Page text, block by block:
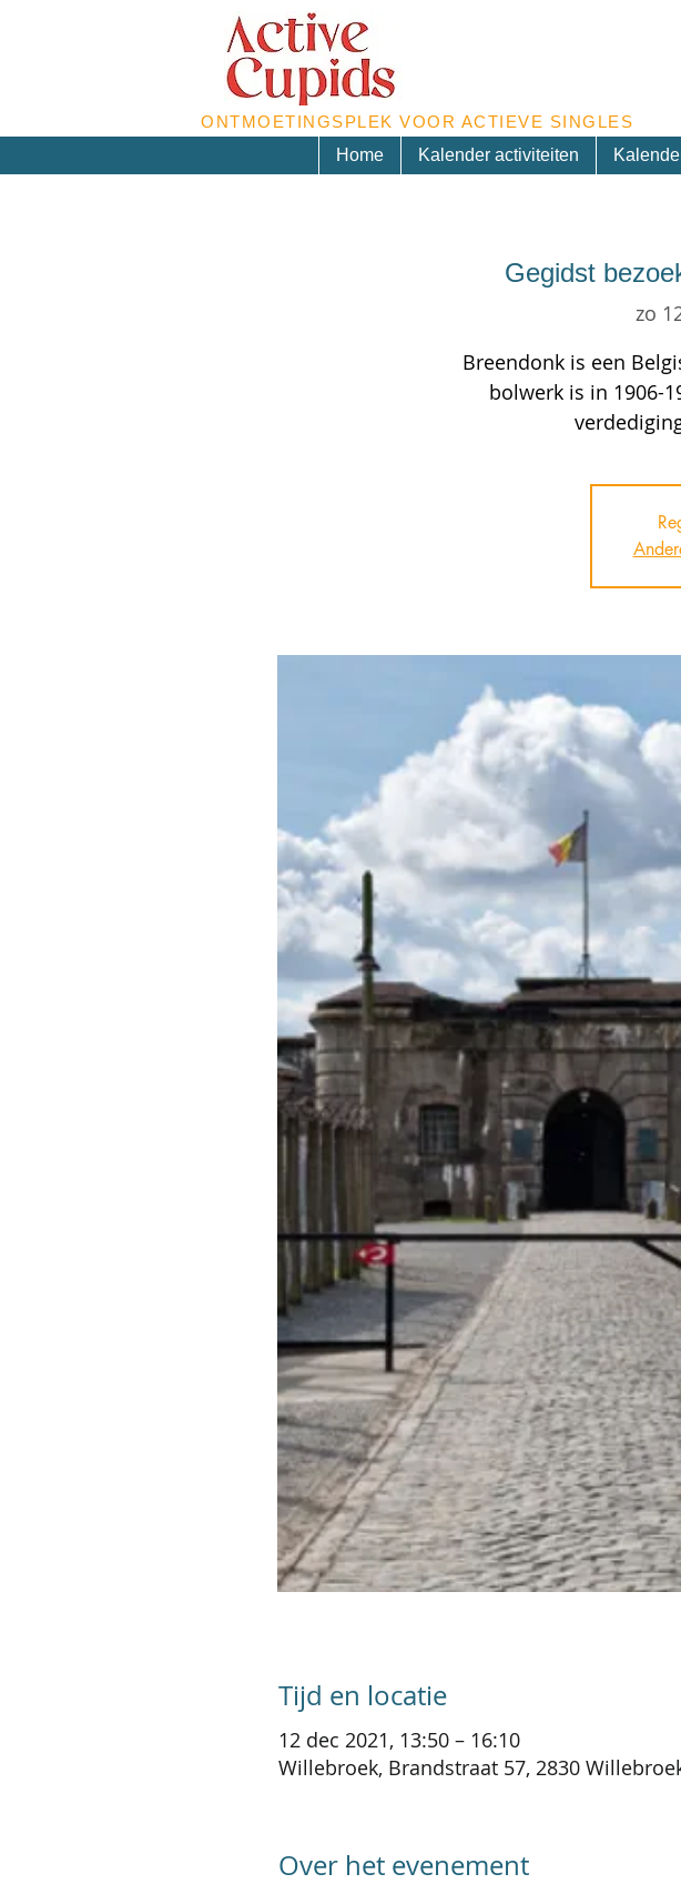
ONTMOETINGSPLEK VOOR ACTIEVE SINGLES
Home
Kalender activiteiten
Gegidst
zo
Breendonk is een
bolwerk is in 1906-
Tijd en locatie
12 dec 2021, 13:50 – 16:10
Willebroek, Brandstraat 57, 2830
Over het evenement